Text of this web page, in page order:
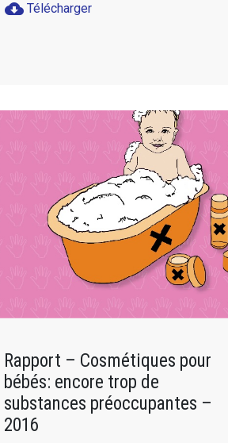
cloud_download Télécharger
Rapport – Cosmétiques pour
bébés: encore trop de
substances préoccupantes –
2016